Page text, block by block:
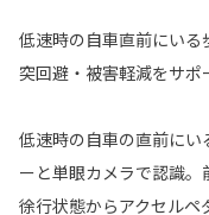
低速時の自車直前にい
突回避・被害軽減をサポ
低速時の自車の直前に
ーと単眼カメラで認識
徐行状態からアクセル